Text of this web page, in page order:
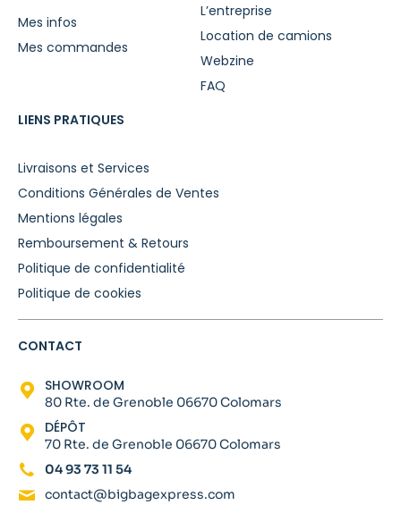
Mes infos
Mes commandes
L’entreprise
Location de camions
Webzine
FAQ
LIENS PRATIQUES
Livraisons et Services
Conditions Générales de Ventes
Mentions légales
Remboursement & Retours
Politique de confidentialité
Politique de cookies
CONTACT
SHOWROOM
80 Rte. de Grenoble 06670 Colomars
DÉPÔT
70 Rte. de Grenoble 06670 Colomars
04 93 73 11 54
contact@bigbagexpress.com